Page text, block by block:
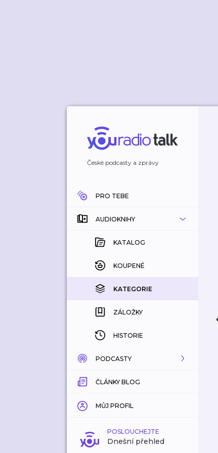
České podcasty a zprávy
PRO TEBE
AUDIOKNIHY
KATALOG
KOUPENÉ
KATEGORIE
ZÁLOŽKY
HISTORIE
PODCASTY
KATALOG
KATEGORIE
ZÁLOŽKY
ČLÁNKY BLOG
MŮJ PROFIL
POSLOUCHEJTE
Dnešní přehled